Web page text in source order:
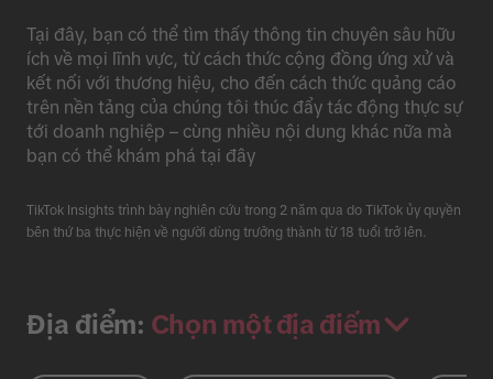
Tại đây, bạn có thể tìm thấy thông tin chuyên sâu hữu
ích về mọi lĩnh vực, từ cách thức cộng đồng ứng xử và
kết nối với thương hiệu, cho đến cách thức quảng cáo
trên nền tảng của chúng tôi thúc đẩy tác động thực sự
tới doanh nghiệp – cùng nhiều nội dung khác nữa mà
bạn có thể khám phá tại đây
TikTok Insights trình bày nghiên cứu trong 2 năm qua do TikTok ủy quyền
bên thứ ba thực hiện về người dùng trưởng thành từ 18 tuổi trở lên.
Địa điểm: Chọn một địa điểm